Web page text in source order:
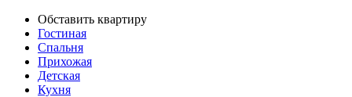
Обставить квартиру
Гостиная
Спальня
Прихожая
Детская
Кухня